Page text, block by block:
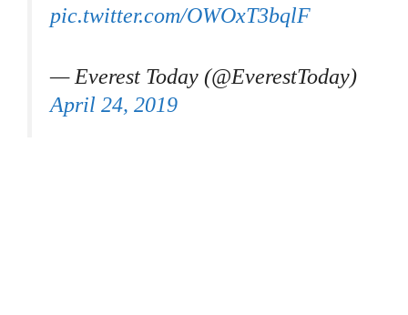
pic.twitter.com/OWOxT3bqlF
— Everest Today (@EverestToday)
April 24, 2019